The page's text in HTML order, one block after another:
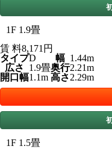
1F 1.9畳
賃 料8,171円
タイプD 幅 1.44m
広さ
1.9畳奥行2.21m
開口幅1.1m 高さ2.29m
1F 1.5畳